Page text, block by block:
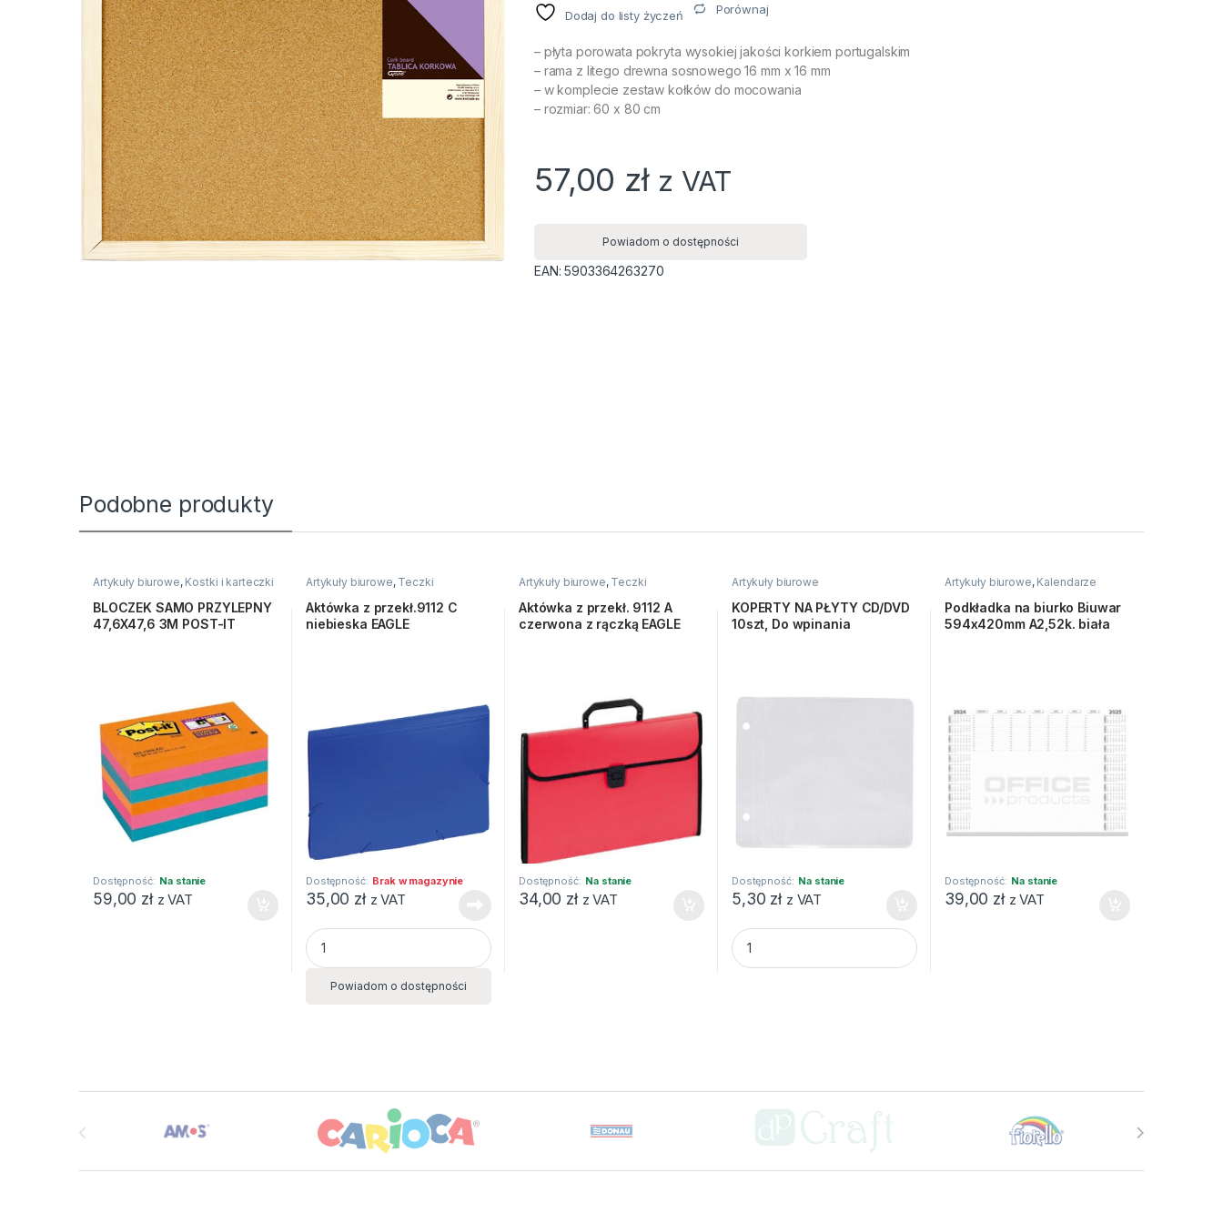
Dodaj do listy życzeń Porównaj
– płyta porowata pokryta wysokiej jakości korkiem portugalskim
– rama z litego drewna sosnowego 16 mm x 16 mm
– w komplecie zestaw kołków do mocowania
– rozmiar: 60 x 80 cm
57,00 zł z VAT
Powiadom o dostępności
EAN:5903364263270
Podobne produkty
Artykuły biurowe, Kostki i karteczki
BLOCZEK SAMO PRZYLEPNY
47,6X47,6 3M POST-IT
Dostępność: Na stanie
59,00 zł z VAT
Artykuły biurowe, Teczki
Aktówka z przekł.9112 C
niebieska EAGLE
Dostępność: Brak w magazynie
35,00 zł z VAT
Aktówka z przekł.9112 C niebieska EAGLE quantity
Powiadom o dostępności
Artykuły biurowe, Teczki
Aktówka z przekł. 9112 A
czerwona z rączką EAGLE
Dostępność: Na stanie
34,00 zł z VAT
Artykuły biurowe
KOPERTY NA PŁYTY CD/DVD
10szt, Do wpinania
Dostępność: Na stanie
5,30 zł z VAT
KOPERTY NA PŁYTY CD/DVD 10szt, Do wpinania quantity
Artykuły biurowe, Kalendarze
Podkładka na biurko Biuwar
594x420mm A2,52k. biała
Dostępność: Na stanie
39,00 zł z VAT